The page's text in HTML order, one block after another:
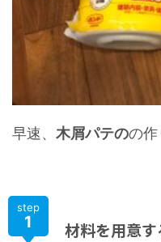
早速、 木屑パテのの作
step
1 材料を用意す